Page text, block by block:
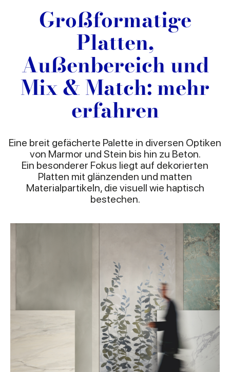
Großformatige
Platten,
Außenbereich und
Mix & Match: mehr
erfahren
Eine breit gefächerte Palette in diversen Optiken
von Marmor und Stein bis hin zu Beton.
Ein besonderer Fokus liegt auf dekorierten
Platten mit glänzenden und matten
Materialpartikeln, die visuell wie haptisch
bestechen.